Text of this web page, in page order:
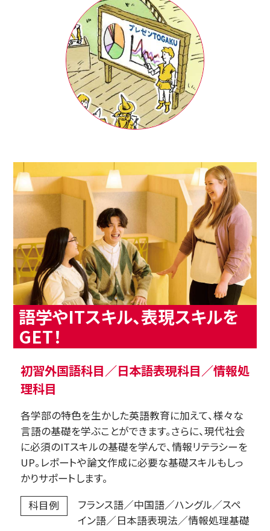
語学やITスキル、表現スキルを
GET！
初習外国語科目／日本語表現科目／情報処
理科目
各学部の特色を生かした英語教育に加えて、様々な
言語の基礎を学ぶことができます。さらに、現代社会
に必須のITスキルの基礎を学んで、情報リテラシーを
UP。レポートや論文作成に必要な基礎スキルもしっ
かりサポートします。
科目例
フランス語／中国語／ハングル／スペ
イン語／日本語表現法／情報処理基礎